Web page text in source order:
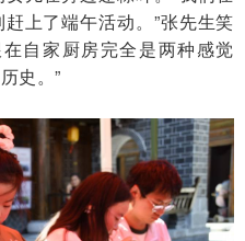
上了端午活动。”张先生笑
自家厨房完全是两种感觉
史。”